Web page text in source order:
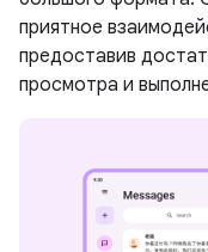
приятное
предоставив
просмотра и